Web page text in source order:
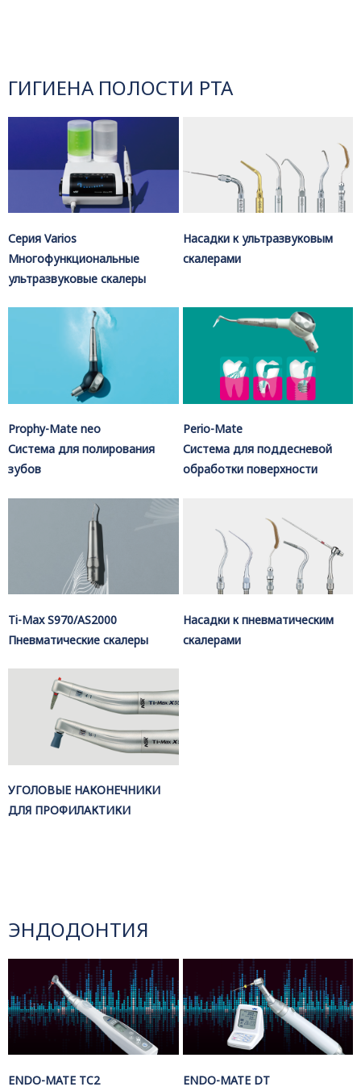
ГИГИЕНА ПОЛОСТИ РТА
Серия Varios
Многофункциональные
ультразвуковые скалеры
Насадки к ультразвуковым
скалерами
Prophy-Mate neo
Система для полирования
зубов
Perio-Mate
Система для поддесневой
обработки поверхности
Ti-Max S970/AS2000
Пневматические скалеры
Насадки к пневматическим
скалерами
УГОЛОВЫЕ НАКОНЕЧНИКИ
ДЛЯ ПРОФИЛАКТИКИ
ЭНДОДОНТИЯ
ENDO-MATE TC2
ENDO-MATE DT